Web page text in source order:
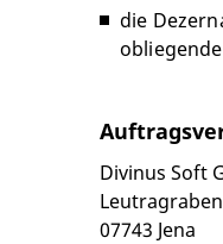
die
Divinus Soft
Leutragraben
07743 Jena